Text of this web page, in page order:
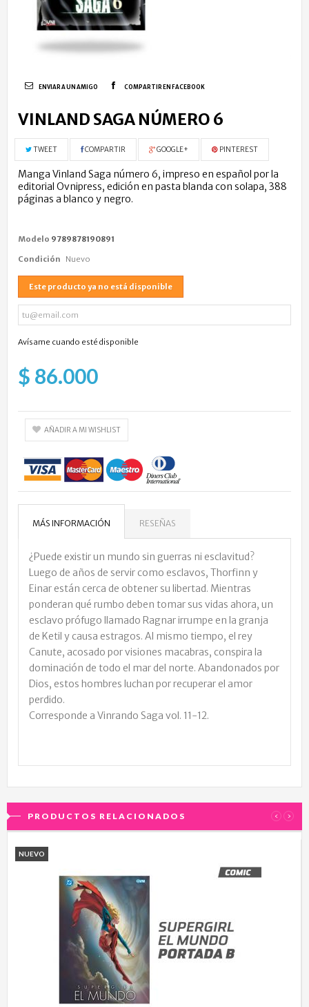
ENVIAR A UN AMIGO COMPARTIR EN FACEBOOK
VINLAND SAGA NÚMERO 6
TWEET COMPARTIR GOOGLE+ PINTEREST
Manga Vinland Saga número 6, impreso en español por la
editorial Ovnipress, edición en pasta blanda con solapa, 388
páginas a blanco y negro.
Modelo 9789878190891
Condición Nuevo
Este producto ya no está disponible
Avísame cuando esté disponible
$ 86.000
AÑADIR A MI WISHLIST
MÁS INFORMACIÓN RESEÑAS
¿Puede existir un mundo sin guerras ni esclavitud?
Luego de años de servir como esclavos, Thorfinn y
Einar están cerca de obtener su libertad. Mientras
ponderan qué rumbo deben tomar sus vidas ahora, un
esclavo prófugo llamado Ragnar irrumpe en la granja
de Ketil y causa estragos. Al mismo tiempo, el rey
Canute, acosado por visiones macabras, conspira la
dominación de todo el mar del norte. Abandonados por
Dios, estos hombres luchan por recuperar el amor
perdido.
Corresponde a Vinrando Saga vol. 11-12.
PRODUCTOS RELACIONADOS ‹ ›
NUEVO